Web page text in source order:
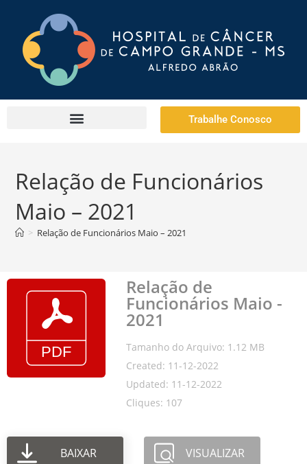
Trabalhe Conosco
Relação de Funcionários
Maio – 2021
> Relação de Funcionários Maio – 2021
Relação de
Funcionários Maio -
2021
Tamanho do Arquivo: 1.12 MB
Created: 11-12-2022
Updated: 11-12-2022
Cliques: 107
BAIXAR VISUALIZAR